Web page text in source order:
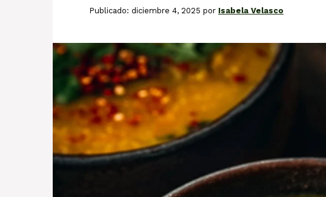
diciembre 4, 2025 por Isabela Velasco